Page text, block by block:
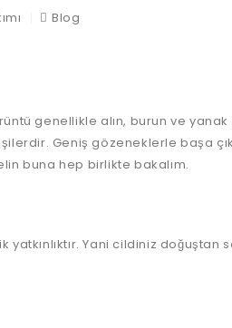
Blog
genellikle alın, burun ve
Geniş gözeneklerle başa
buna hep birlikte bakalım.
Yani cildiniz doğuştan